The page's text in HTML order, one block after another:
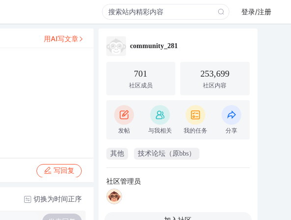
登录/注册
写回复
用AI写文章
切换为时间正序
community_281
701
社区成员
253,699
社区内容
发帖 与我相关 我的任务 分享
其他 技术论坛（原bbs）
社区管理员